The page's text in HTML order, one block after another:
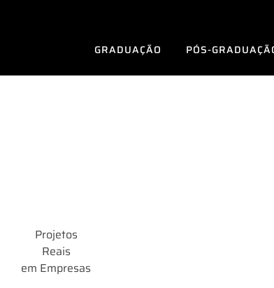
GRADUAÇÃO PÓS-
Projetos
Reais
em Empresas